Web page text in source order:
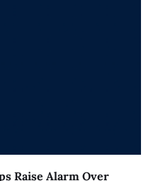
Raise Alarm Over